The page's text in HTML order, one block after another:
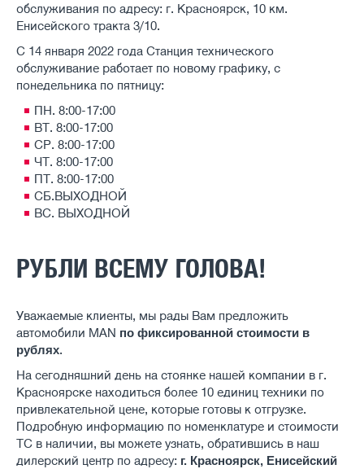
обслуживания по адресу: г. Красноярск, 10 км.
Енисейского тракта 3/10.
С 14 января 2022 года Станция технического
обслуживание работает по новому графику, с
понедельника по пятницу:
ПН. 8:00-17:00
ВТ. 8:00-17:00
СР. 8:00-17:00
ЧТ. 8:00-17:00
ПТ. 8:00-17:00
СБ.ВЫХОДНОЙ
ВС. ВЫХОДНОЙ
РУБЛИ ВСЕМУ ГОЛОВА!
Уважаемые клиенты, мы рады Вам предложить
автомобили MAN по фиксированной стоимости в
рублях.
На сегодняшний день на стоянке нашей компании в г.
Красноярске находиться более 10 единиц техники по
привлекательной цене, которые готовы к отгрузке.
Подробную информацию по номенклатуре и стоимости
ТС в наличии, вы можете узнать, обратившись в наш
дилерский центр по адресу: г. Красноярск, Енисейский